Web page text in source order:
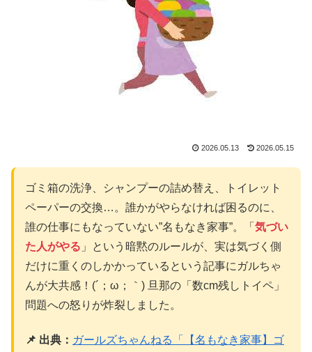
2026.05.13 2026.05.15
ゴミ箱の洗浄、シャンプーの詰め替え、トイレット
ペーパーの交換…。誰かがやらなければ困るのに、
誰の仕事にもなっていない”名もなき家事”。「 気づい
た人がやる 」という暗黙のルールが、実は気づく側
だけに重くのしかかっているという記事にガルちゃ
んが大共感！(´；ω；｀) 旦那の「数cm残しトイペ」
問題への怒りが炸裂しました。
📌 出典： ガールズちゃんねる「【名もなき家事】ゴ